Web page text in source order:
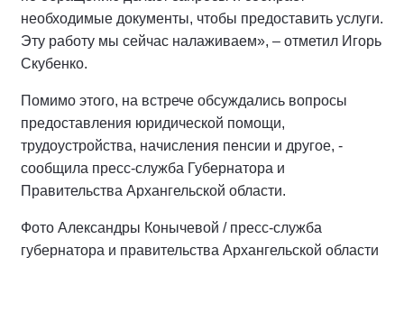
необходимые документы, чтобы предоставить услуги.
Эту работу мы сейчас налаживаем», – отметил Игорь
Скубенко.
Помимо этого, на встрече обсуждались вопросы
предоставления юридической помощи,
трудоустройства, начисления пенсии и другое, -
сообщила пресс-служба Губернатора и
Правительства Архангельской области.
Фото Александры Конычевой / пресс-служба
губернатора и правительства Архангельской области